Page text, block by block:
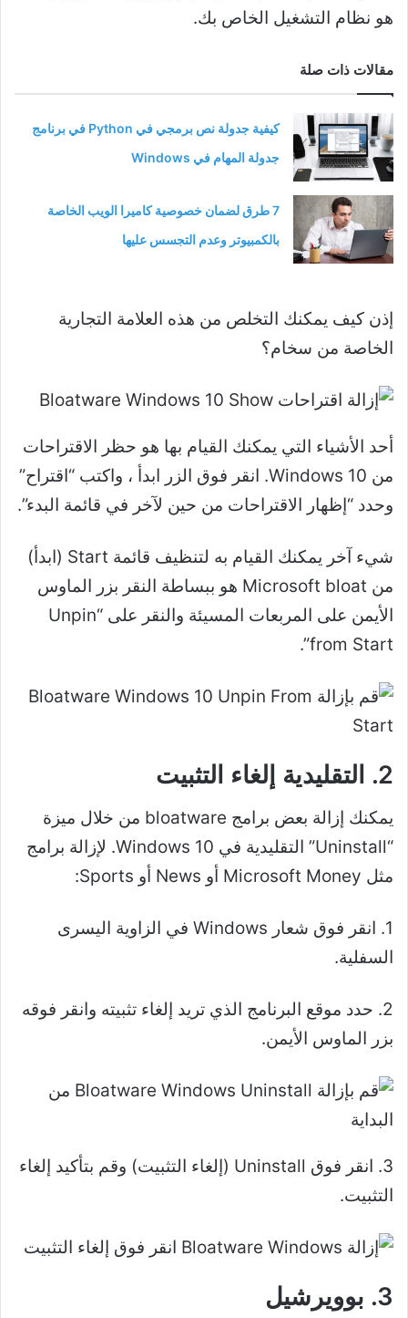
هو نظام التشغيل الخاص بك.
مقالات ذات صلة
كيفية جدولة نص برمجي في Python في برنامج
جدولة المهام في Windows
7 طرق لضمان خصوصية كاميرا الويب الخاصة
بالكمبيوتر وعدم التجسس عليها
إذن كيف يمكنك التخلص من هذه العلامة التجارية
الخاصة من سخام؟
أحد الأشياء التي يمكنك القيام بها هو حظر الاقتراحات
من Windows 10. انقر فوق الزر ابدأ ، واكتب “اقتراح”
وحدد “إظهار الاقتراحات من حين لآخر في قائمة البدء”.
شيء آخر يمكنك القيام به لتنظيف قائمة Start (ابدأ)
من Microsoft bloat هو ببساطة النقر بزر الماوس
الأيمن على المربعات المسيئة والنقر على “Unpin
from Start”.
2. التقليدية إلغاء التثبيت
يمكنك إزالة بعض برامج bloatware من خلال ميزة
“Uninstall” التقليدية في Windows 10. لإزالة برامج
مثل Microsoft Money أو News أو Sports:
1. انقر فوق شعار Windows في الزاوية اليسرى
السفلية.
2. حدد موقع البرنامج الذي تريد إلغاء تثبيته وانقر فوقه
بزر الماوس الأيمن.
3. انقر فوق Uninstall (إلغاء التثبيت) وقم بتأكيد إلغاء
التثبيت.
3. بوويرشيل